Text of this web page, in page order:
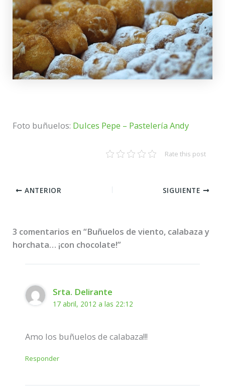
Foto buñuelos: Dulces Pepe – Pastelería Andy
Rate this post
ANTERIOR SIGUIENTE
3 comentarios en “Buñuelos de viento, calabaza y
horchata… ¡con chocolate!”
Srta. Delirante
17 abril, 2012 a las 22:12
Amo los buñuelos de calabaza!!!
Responder